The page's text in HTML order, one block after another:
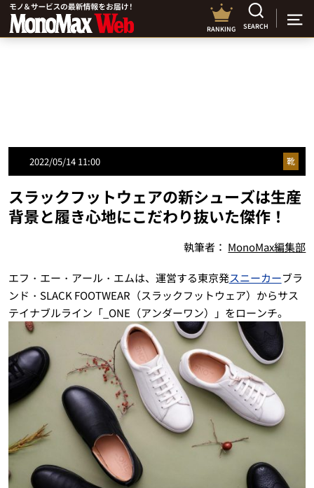
RANKING SEARCH
2022/05/14 11:00 靴
スラックフットウェアの新シューズは生産
背景と履き心地にこだわり抜いた傑作！
執筆者： MonoMax編集部
エフ・エー・アール・エムは、運営する東京発スニーカーブラ
ンド・SLACK FOOTWEAR（スラックフットウェア）からサス
テイナブルライン「_ONE（アンダーワン）」をローンチ。